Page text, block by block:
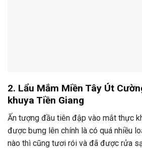
2. Lẩu Mắm Miền Tây Út
khuya Tiền Giang
Ấn tượng đầu tiên đập vào mắt thực
được bưng lên chính là có quá nhiều
nào thì cũng tươi rói và đã được rửa